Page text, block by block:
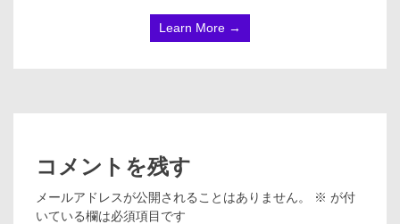
Learn More →
コメントを残す
メールアドレスが公開されることはありません。 ※ が付
いている欄は必須項目です